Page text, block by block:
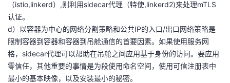
（istio,linkerd）,则利用sidecar代理（特使,linkerd2)来处理mTLS
认证。
d）以容器为中心的网络分割策略和公共IP的入口/出口网络策略是
限制容器到容器和容器到吊舱通信的首要因素。如果使用服务网
格，sidecar代理可以帮助在吊舱之间应用基于身份的访问。要应用
零信任，其他重要的事情是为段使用命名空间，使用可信注册表中
最小的基本映像，以及安装最小的秘密。